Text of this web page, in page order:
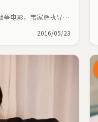
争电影，韦家辉执导，
2016/05/23